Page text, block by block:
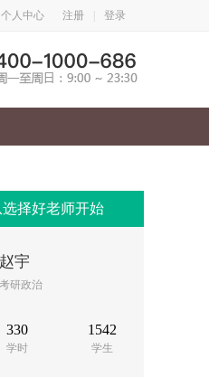
个人中心 注册 登录
择好老师开始
赵宇
考研政治
330
学时
1542
学生